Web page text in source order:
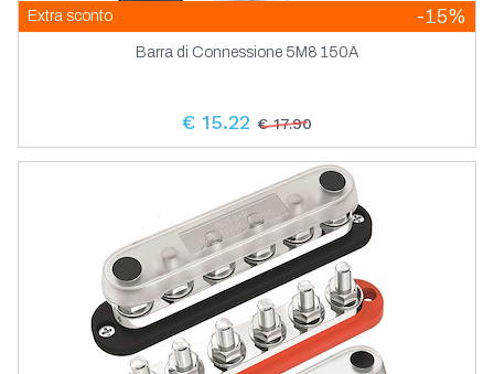
Extra sconto -15%
Barra di Connessione 5M8 150A
€ 15.22 € 17.90